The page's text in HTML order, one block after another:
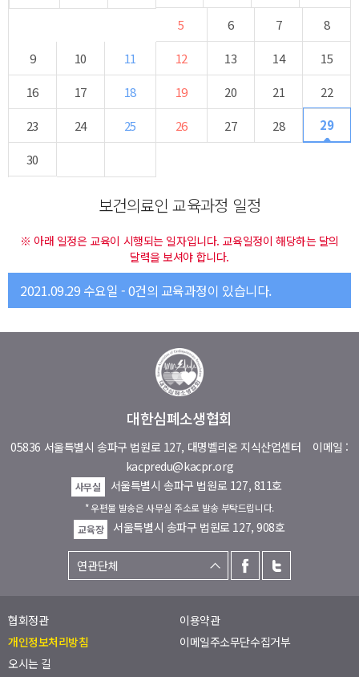
5
6 7
8
9
10 11 12 13 14
15
16
17 18 19 20 21
22
23
24 25 26 27 28 29
30
보건의료인 교육과정 일정
※ 아래 일정은 교육이 시행되는 일자입니다. 교육일정이 해당하는 달의
달력을 보셔야 합니다.
2021.09.29 수요일 - 0건의 교육과정이 있습니다.
대한심폐소생협회
05836 서울특별시 송파구 법원로 127, 대명벨리온 지식산업센터 이메일 :
kacpredu@kacpr.org
사무실 서울특별시 송파구 법원로 127, 811호
* 우편물 발송은 사무실 주소로 발송 부탁드립니다.
교육장
서울특별시 송파구 법원로 127, 908호
협회정관
이용약관
개인정보처리방침
이메일주소무단수집거부
오시는 길